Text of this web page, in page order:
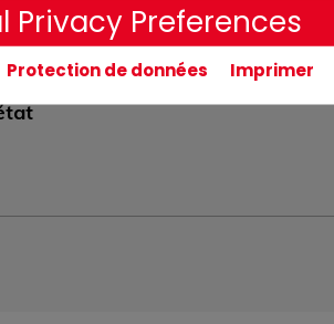
Privacy Preferences
Protection de données Imprimer